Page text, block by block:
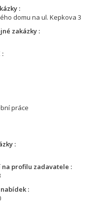
domu na ul. Kepkova 3
zakázky
práce
na profilu zadavatele